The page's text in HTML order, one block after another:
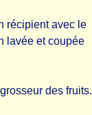
récipient avec le
lavée et coupée
des fruits.